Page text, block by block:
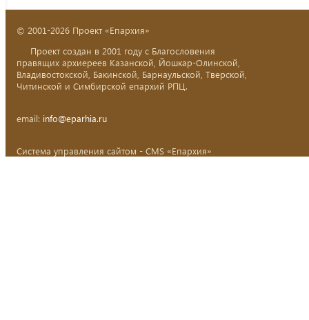
© 2001-2026 Проект «Епархия»
Проект создан в 2001 году с Благословения
правящих архиереев Казанской, Йошкар-Олинской,
Владивостокской, Бакинской, Барнаульской, Тверской,
Читинской и Симбирской епархий РПЦ.
email: info@eparhia.ru
Система управления сайтом - CMS «Епархия»